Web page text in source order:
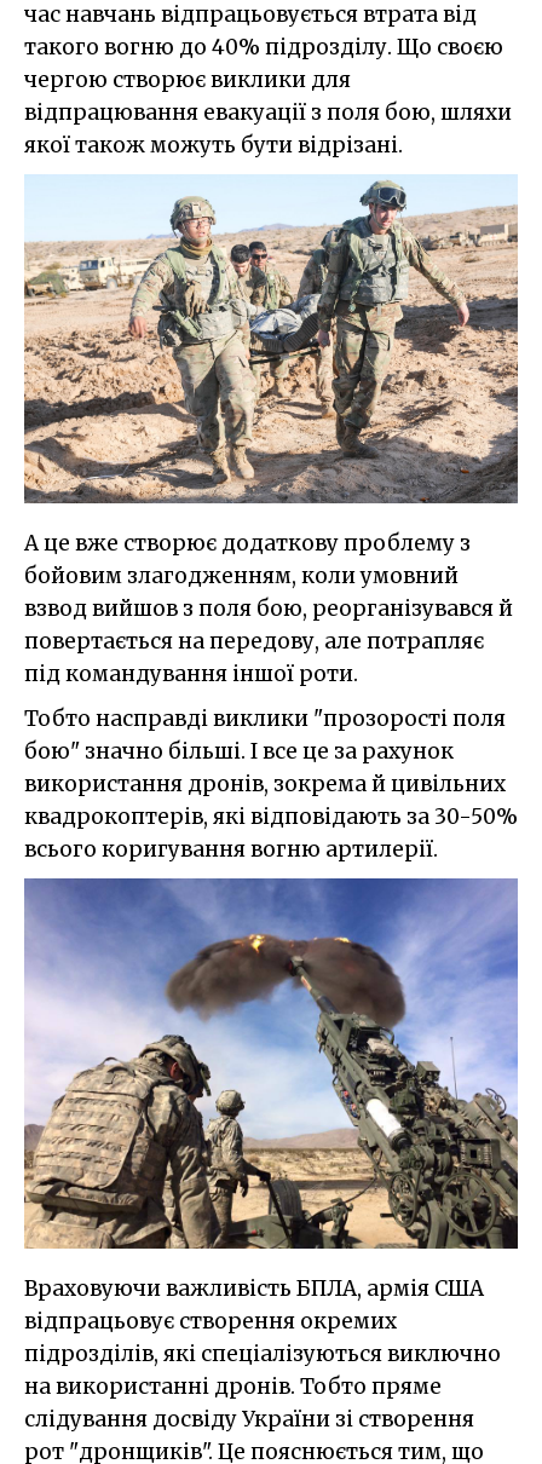
час навчань відпрацьовується втрата від
такого вогню до 40% підрозділу. Що своєю
чергою створює виклики для
відпрацювання евакуації з поля бою, шляхи
якої також можуть бути відрізані.
А це вже створює додаткову проблему з
бойовим злагодженням, коли умовний
взвод вийшов з поля бою, реорганізувався й
повертається на передову, але потрапляє
під командування іншої роти.
Тобто насправді виклики "прозорості поля
бою" значно більші. І все це за рахунок
використання дронів, зокрема й цивільних
квадрокоптерів, які відповідають за 30-50%
всього коригування вогню артилерії.
Враховуючи важливість БПЛА, армія США
відпрацьовує створення окремих
підрозділів, які спеціалізуються виключно
на використанні дронів. Тобто пряме
слідування досвіду України зі створення
рот "дронщиків". Це пояснюється тим, що